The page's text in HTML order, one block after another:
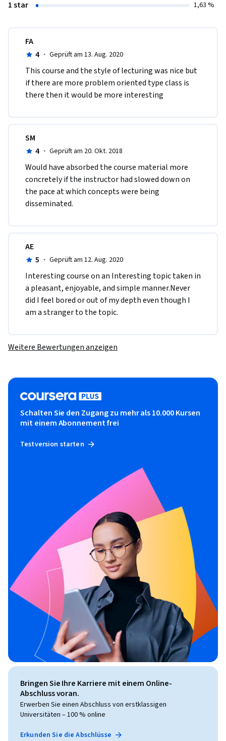
1 star 1,63 %
FA
4 · Geprüft am 13. Aug. 2020
This course and the style of lecturing was nice but
if there are more problem oriented type class is
there then it would be more interesting
SM
4 · Geprüft am 20. Okt. 2018
Would have absorbed the course material more
concretely if the instructor had slowed down on
the pace at which concepts were being
disseminated.
AE
5 · Geprüft am 12. Aug. 2020
Interesting course on an Interesting topic taken in
a pleasant, enjoyable, and simple manner.Never
did I feel bored or out of my depth even though I
am a stranger to the topic.
Weitere Bewertungen anzeigen
Schalten Sie den Zugang zu mehr als 10.000 Kursen
mit einem Abonnement frei
Testversion starten
Bringen Sie Ihre Karriere mit einem Online-
Abschluss voran.
Erwerben Sie einen Abschluss von erstklassigen
Universitäten – 100 % online
Erkunden Sie die Abschlüsse